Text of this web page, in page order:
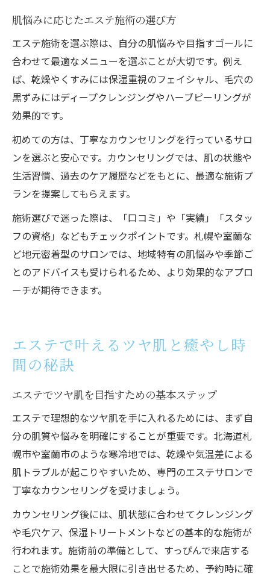
肌悩みに応じたエステ施術の選び方
エステ施術を選ぶ際は、自分の肌悩みや目指すゴールに
合わせて最適なメニューを選ぶことが大切です。例え
ば、乾燥やくすみには保湿重視のフェイシャル、毛穴の
黒ずみにはディープクレンジングやハーブピーリングが
効果的です。
初めての方は、丁寧なカウンセリングを行っているサロ
ンを選ぶと安心です。カウンセリングでは、肌の状態や
生活習慣、過去のケア履歴などをもとに、最適な施術プ
ランを提案してもらえます。
施術選びで迷った際は、「口コミ」や「実績」「スタッ
フの資格」などもチェックポイントです。札幌や室蘭な
ど地元密着型のサロンでは、地域特有の肌悩みや季節ご
とのアドバイスも受けられるため、より効果的なアプロ
ーチが期待できます。
エステで叶えるツヤ肌と癒やし時
間の秘訣
エステでツヤ肌を目指すための基本ステップ
エステで理想的なツヤ肌を手に入れるためには、まず自
分の肌質や悩みを明確にすることが重要です。北海道札
幌市や室蘭市のような寒冷地では、乾燥や気温差による
肌トラブルが起こりやすいため、専門のエステサロンで
丁寧なカウンセリングを受けましょう。
カウンセリング後には、肌状態に合わせてクレンジング
や毛穴ケア、保湿トリートメントなどの基本的な施術が
行われます。施術前の準備として、すっぴんで来店する
ことで施術効果を最大限に引き出せるため、予約時に確